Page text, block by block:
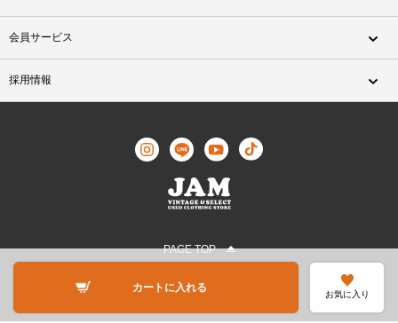
お気に入り
カートに入れる
会員サービス
採用情報
PAGE TOP